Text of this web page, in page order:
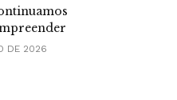
DE 2026